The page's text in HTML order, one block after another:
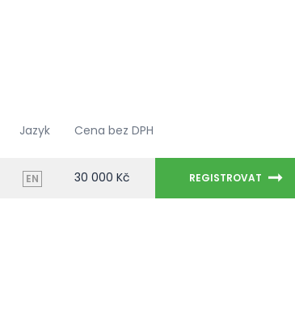
Jazyk Cena bez DPH
EN 30 000 Kč REGISTROVAT